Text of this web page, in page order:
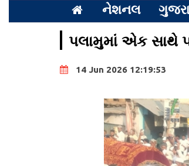
નેશનલ
પલામુમાં એક સાથે
14 Jun 2026 12:19:53